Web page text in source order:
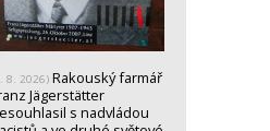
8. 2026) Rakouský farmář
Jägerstätter
s nadvládou